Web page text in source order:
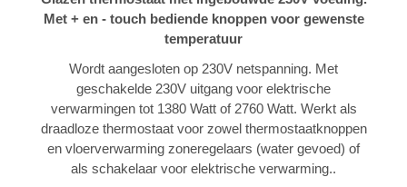
Met + en - touch bediende knoppen voor gewenste
temperatuur
Wordt aangesloten op 230V netspanning. Met
geschakelde 230V uitgang voor elektrische
verwarmingen tot 1380 Watt of 2760 Watt. Werkt als
draadloze thermostaat voor zowel thermostaatknoppen
en vloerverwarming zoneregelaars (water gevoed) of
als schakelaar voor elektrische verwarming..